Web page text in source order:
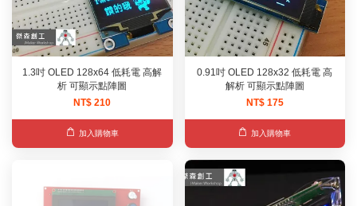
1.3吋 OLED 128x64 低耗電 高解
析 可顯示點陣圖
NT$ 210
加入購物車
0.91吋 OLED 128x32 低耗電 高
解析 可顯示點陣圖
NT$ 175
加入購物車